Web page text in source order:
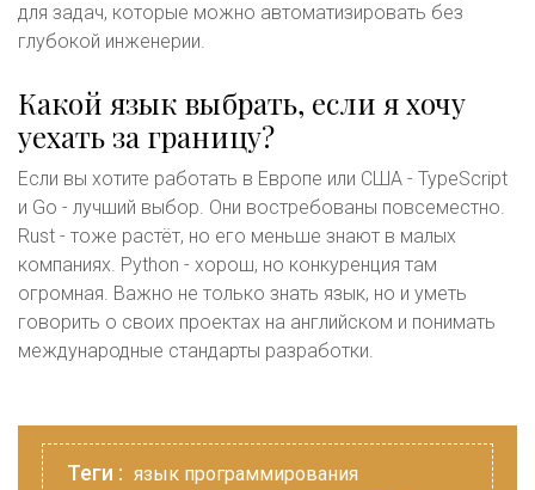
для задач, которые можно автоматизировать без
глубокой инженерии.
Какой язык выбрать, если я хочу
уехать за границу?
Если вы хотите работать в Европе или США - TypeScript
и Go - лучший выбор. Они востребованы повсеместно.
Rust - тоже растёт, но его меньше знают в малых
компаниях. Python - хорош, но конкуренция там
огромная. Важно не только знать язык, но и уметь
говорить о своих проектах на английском и понимать
международные стандарты разработки.
Теги : язык программирования